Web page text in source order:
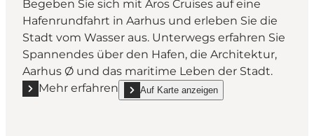
Begeben Sie sich mit Aros Cruises auf eine
Hafenrundfahrt in Aarhus und erleben Sie die
Stadt vom Wasser aus. Unterwegs erfahren Sie
Spannendes über den Hafen, die Architektur,
Aarhus Ø und das maritime Leben der Stadt.
Mehr erfahren
Mehr erfahren "Hafenrundfahrten mit Aros Cruises"
Auf Karte anzeigen
show Hafenrundfahrten mit Aros Cruises